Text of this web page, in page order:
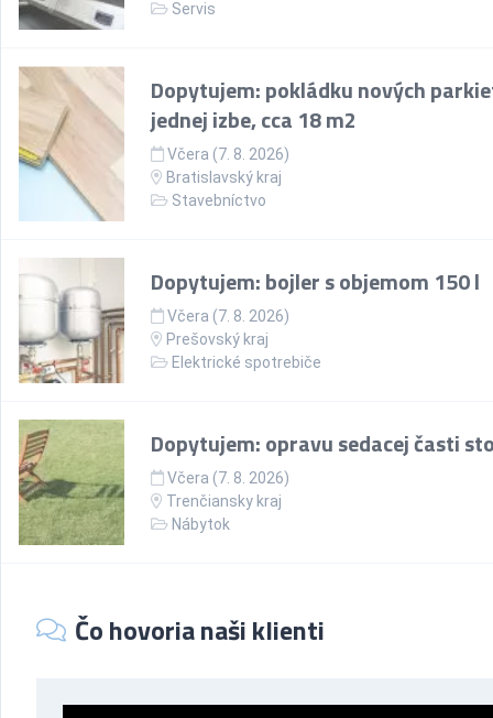
Servis
Dopytujem: pokládku nových
jednej izbe, cca 18 m2
Včera (7. 8. 2026)
Bratislavský kraj
Stavebníctvo
Dopytujem: bojler s objemom 150 l
Včera (7. 8. 2026)
Prešovský kraj
Elektrické spotrebiče
Dopytujem: opravu sedacej časti
Včera (7. 8. 2026)
Trenčiansky kraj
Nábytok
Čo hovoria naši klienti